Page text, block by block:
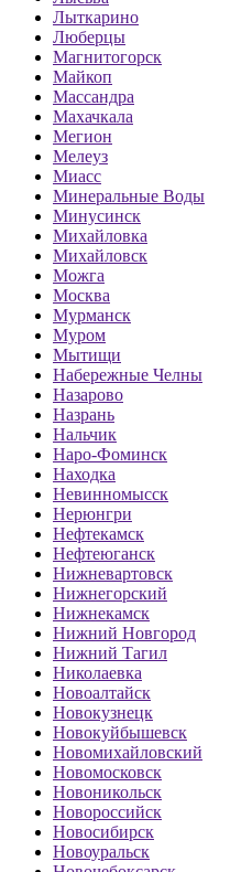
Лыткарино
Люберцы
Магнитогорск
Майкоп
Массандра
Махачкала
Мегион
Мелеуз
Миасс
Минеральные Воды
Минусинск
Михайловка
Михайловск
Можга
Москва
Мурманск
Муром
Мытищи
Набережные Челны
Назарово
Назрань
Нальчик
Наро-Фоминск
Находка
Невинномысск
Нерюнгри
Нефтекамск
Нефтеюганск
Нижневартовск
Нижнегорский
Нижнекамск
Нижний Новгород
Нижний Тагил
Николаевка
Новоалтайск
Новокузнецк
Новокуйбышевск
Новомихайловский
Новомосковск
Новоникольск
Новороссийск
Новосибирск
Новоуральск